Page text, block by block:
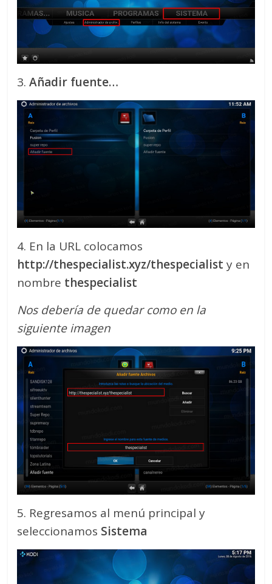
3.Añadir fuente…
4. En la URL colocamos
http://thespecialist.xyz/thespecialist y en
nombre thespecialist
Nos debería de quedar como en la
siguiente imagen
5. Regresamos al menú principal y
seleccionamos Sistema